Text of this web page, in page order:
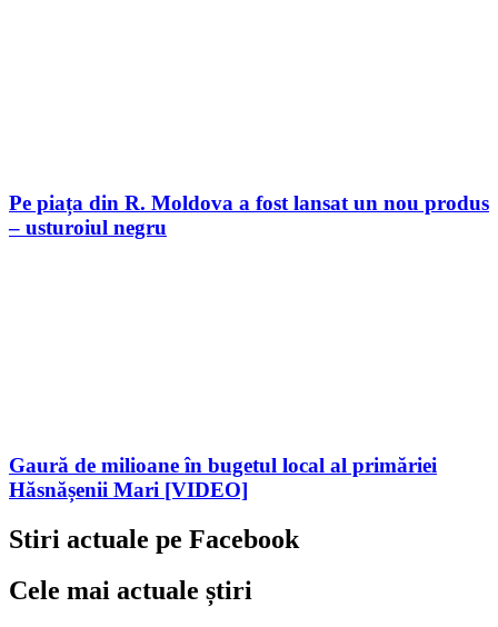
Pe piața din R. Moldova a fost lansat un nou produs
– usturoiul negru
Gaură de milioane în bugetul local al primăriei
Hăsnășenii Mari [VIDEO]
Stiri actuale pe Facebook
Cele mai actuale știri